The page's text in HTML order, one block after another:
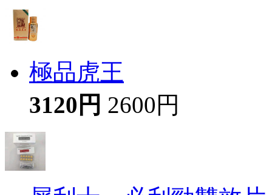
極品虎王
3120円 2600円